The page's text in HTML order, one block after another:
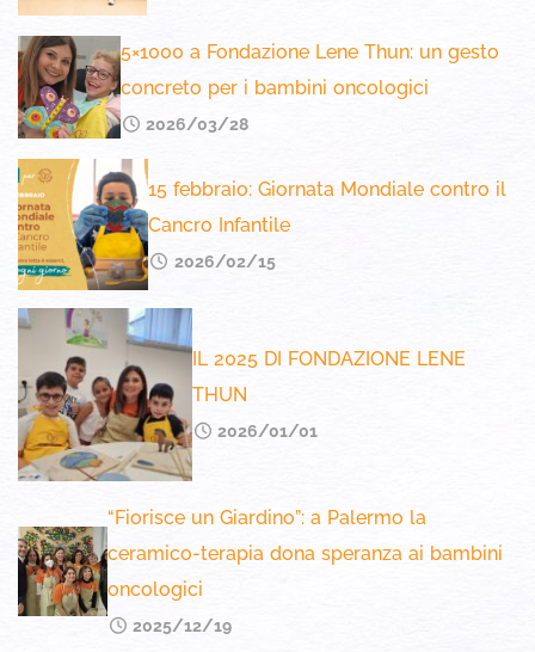
5×1000 a Fondazione Lene Thun: un gesto
concreto per i bambini oncologici
2026/03/28
15 febbraio: Giornata Mondiale contro il
Cancro Infantile
2026/02/15
IL 2025 DI FONDAZIONE LENE
THUN
2026/01/01
“Fiorisce un Giardino”: a Palermo la
ceramico-terapia dona speranza ai bambini
oncologici
2025/12/19